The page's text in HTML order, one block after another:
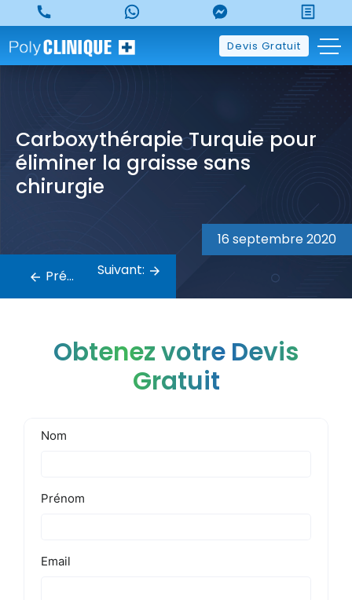
to
content
Devis Gratuit
Carboxythérapie Turquie pour
éliminer la graisse sans
chirurgie
16 septembre 2020
de
l’article
Précédent: Suivant:
Obtenez votre Devis
Gratuit